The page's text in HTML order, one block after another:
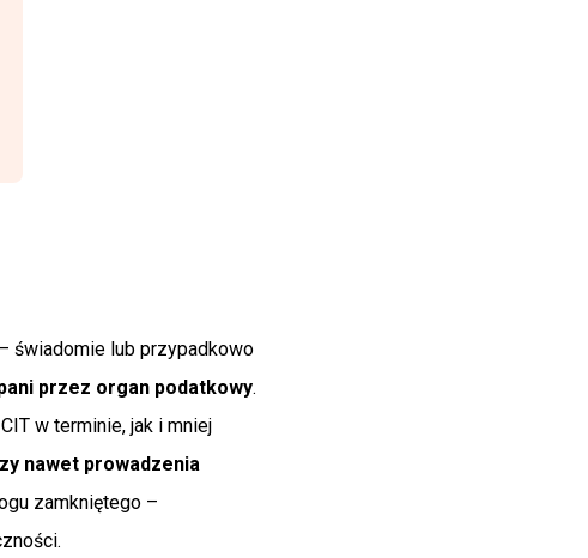
świadomie lub przypadkowo
przez organ podatkowy.
w terminie, jak i mniej
nawet prowadzenia
zamkniętego –